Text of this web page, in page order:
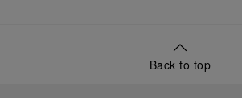
Back to top